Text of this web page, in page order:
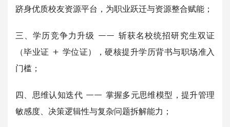
跻身优质校友资源平台，为职业跃迁与资源整合赋能；
三、学历竞争力升级 —— 斩获名校统招研究生双证
（毕业证 + 学位证），硬核提升学历背书与职场准入
门槛；
四、思维认知迭代 —— 掌握多元思维模型，提升管理
敏感度、决策逻辑性与复杂问题拆解能力；